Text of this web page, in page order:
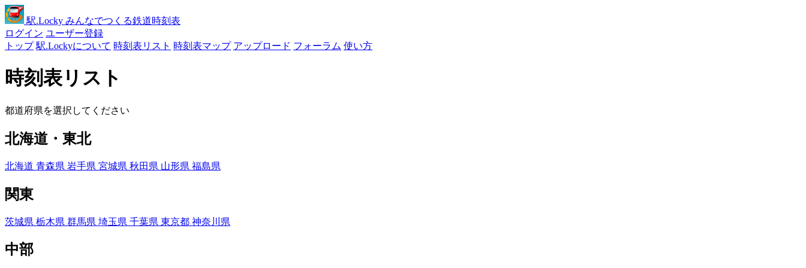
駅.Locky みんなでつくる鉄道時刻表
ログイン ユーザー登録
トップ 駅.Lockyについて 時刻表リスト 時刻表マップ アップロード フォーラム 使い方
時刻表リスト
都道府県を選択してください
北海道・東北
北海道 青森県 岩手県 宮城県 秋田県 山形県 福島県
関東
茨城県 栃木県 群馬県 埼玉県 千葉県 東京都 神奈川県
中部